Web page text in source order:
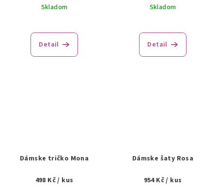
Skladom
Detail
Skladom
Detail
Dámske tričko Mona
498 Kč/ kus
Dámske šaty Rosa
954 Kč/ kus